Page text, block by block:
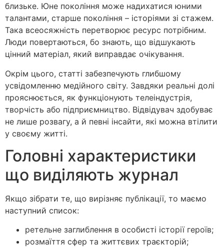
близьке. Юне покоління може надихатися юними
талантами, старше покоління – історіями зі стажем.
Така всеосяжність перетворює ресурс потрібним.
Люди повертаються, бо знають, що відшукають
цінний матеріал, який виправдає очікування.
Окрім цього, статті забезпечують глибшому
усвідомленню медійного світу. Завдяки реальні долі
прояснюється, як функціонують телеіндустрія,
творчість або підприємництво. Відвідувач здобуває
не лише розвагу, а й певні інсайти, які можна втілити
у своєму житті.
Головні характеристики
що виділяють журнал
Якщо зібрати те, що вирізняє публікації, то маємо
наступний список:
ретельне заглиблення в особисті історії героїв;
розмаїття сфер та життєвих траєкторій;